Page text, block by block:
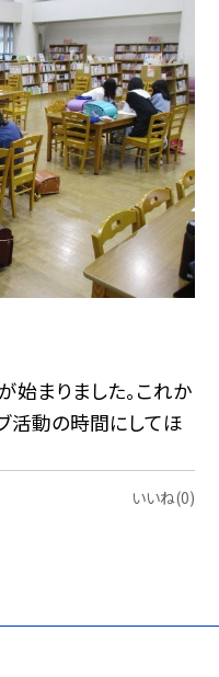
まりました。これか
活動の時間にしてほ
いいね(0)